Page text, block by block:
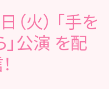
火） 「手を
公演 を配